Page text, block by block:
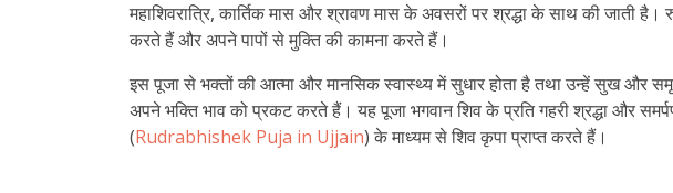
महाशिवरात्रि, कार्तिक मास और श्रावण मास के अवसरों पर श्रद्धा के साथ की
करते हैं और अपने पापों से मुक्ति की कामना करते हैं।
इस पूजा से भक्तों की आत्मा और मानसिक स्वास्थ्य में सुधार होता है तथा उन्हें सुख और
अपने भक्ति भाव को प्रकट करते हैं। यह पूजा भगवान शिव के प्रति गहरी श्रद्धा और
(Rudrabhishek Puja in Ujjain) के माध्यम से शिव कृपा प्राप्त करते हैं।